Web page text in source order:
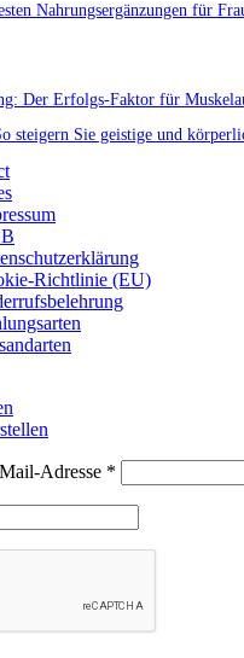
Nahrungsergänzungen für
Der Erfolgs-Faktor für
steigern Sie geistige und
Richtlinie (EU)
Adresse *